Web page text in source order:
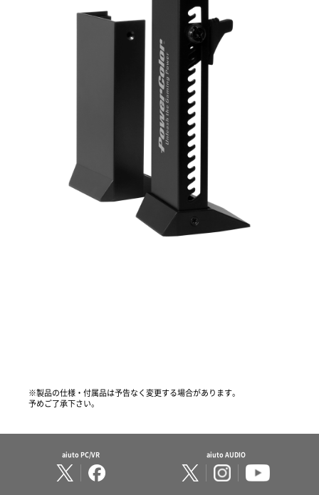
※製品の仕様・付属品は予告なく変更する場合があります。
予めご了承下さい。
aiuto PC/VR aiuto AUDIO